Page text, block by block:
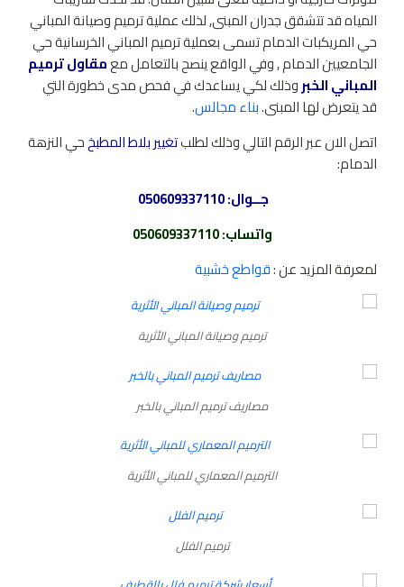
المياه قد تتشقق جدران المبنى, لذلك عملية ترميم وصيانة المباني
حي المريكبات الدمام تسمى بعملية ترميم المباني الخرسانية حي
الجامعيين الدمام , وفي الواقع ينصح بالتعامل معمقاول ترميم
المباني الخبروذلك لكي يساعدك في فحص مدى خطورة التي
قد يتعرض لها المبنى.بناء مجالس.
اتصل الان عبر الرقم التالي وذلك لطلبتغيير بلاط المطبخحي النزهة
الدمام:
جــوال:
واتساب:
050609337110
لمعرفة المزيد عن :قواطع خشبية
ترميم وصيانة المباني الأثرية
مصاريف ترميم المباني بالخبر
الترميم المعماري للمباني الأثرية
ترميم الفلل